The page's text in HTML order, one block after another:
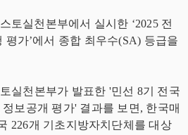
토실천본부에서 실시한 ‘2025 전
평가’에서 종합 최우수(SA) 등급을
실천본부가 발표한 '민선 8기 전국
보공개 평가' 결과를 보면, 한국매
226개 기초지방자치단체를 대상